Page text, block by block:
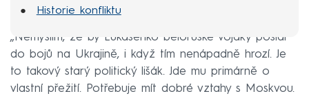
Historie konfliktu
„Nemyslím, že by Lukašenko běloruské vojáky poslal
do bojů na Ukrajině, i když tím nenápadně hrozí. Je
to takový starý politický lišák. Jde mu primárně o
vlastní přežití. Potřebuje mít dobré vztahy s Moskvou.